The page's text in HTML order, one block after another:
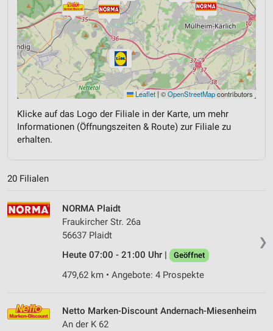
Leaflet | ©OpenStreetMapcontributors
Klicke auf das Logo der Filiale in der Karte, um mehr
Informationen (Öffnungszeiten & Route) zur Filiale zu
erhalten.
20 Filialen
❯
NORMA Plaidt
Fraukircher Str. 26a
56637 Plaidt
Heute 07:00 - 21:00 Uhr |
Geöffnet
479,62 km • Angebote: 4 Prospekte
Netto Marken-Discount Andernach-Miesenheim
An der K 62